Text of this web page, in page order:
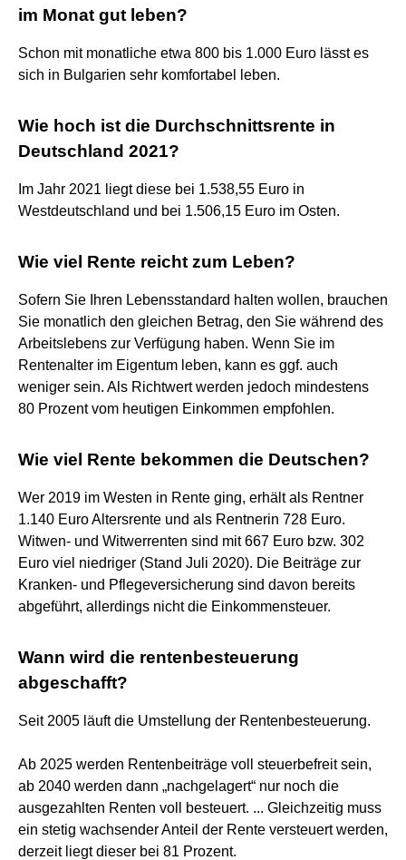
im Monat gut leben?
Schon mit monatliche etwa 800 bis 1.000 Euro lässt es
sich in Bulgarien sehr komfortabel leben.
Wie hoch ist die Durchschnittsrente in
Deutschland 2021?
Im Jahr 2021 liegt diese bei 1.538,55 Euro in
Westdeutschland und bei 1.506,15 Euro im Osten.
Wie viel Rente reicht zum Leben?
Sofern Sie Ihren Lebensstandard halten wollen, brauchen
Sie monatlich den gleichen Betrag, den Sie während des
Arbeitslebens zur Verfügung haben. Wenn Sie im
Rentenalter im Eigentum leben, kann es ggf. auch
weniger sein. Als Richtwert werden jedoch mindestens
80 Prozent vom heutigen Einkommen empfohlen.
Wie viel Rente bekommen die Deutschen?
Wer 2019 im Westen in Rente ging, erhält als Rentner
1.140 Euro Altersrente und als Rentnerin 728 Euro.
Witwen- und Witwerrenten sind mit 667 Euro bzw. 302
Euro viel niedriger (Stand Juli 2020). Die Beiträge zur
Kranken- und Pflegeversicherung sind davon bereits
abgeführt, allerdings nicht die Einkommensteuer.
Wann wird die rentenbesteuerung
abgeschafft?
Seit 2005 läuft die Umstellung der Rentenbesteuerung.
Ab 2025 werden Rentenbeiträge voll steuerbefreit sein,
ab 2040 werden dann „nachgelagert“ nur noch die
ausgezahlten Renten voll besteuert. ... Gleichzeitig muss
ein stetig wachsender Anteil der Rente versteuert werden,
derzeit liegt dieser bei 81 Prozent.